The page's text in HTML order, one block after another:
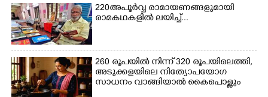
220 അപൂർവ്വ രാമായണങ്ങളുമായി
രാമകഥകളിൽ ലയിച്ച്...
260 രൂപയിൽ നിന്ന് 320 രൂപയിലെത്തി,
അടുക്കളയിലെ നിത്യോപയോഗ
സാധനം വാങ്ങിയാൽ കൈപൊള്ളും